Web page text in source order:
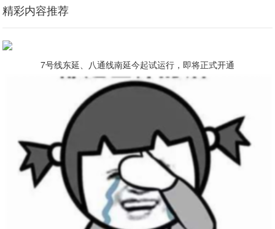
精彩内容推荐
7号线东延、八通线南延今起试运行，即将正式开通